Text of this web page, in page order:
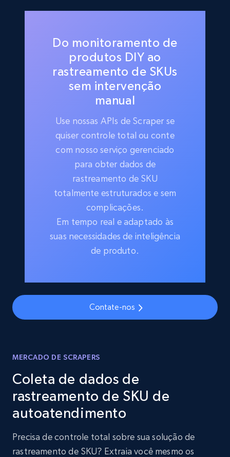
Do monitoramento de
produtos DIY ao
rastreamento de SKUs
sem intervenção
manual
Use nossas APIs de Scraper se
quiser controle total ou conte
com nosso serviço gerenciado
para obter dados de
rastreamento de SKU
totalmente estruturados e sem
complicações.
Em tempo real e adaptado às
suas necessidades de inteligência
de produto.
Contate-nos
MERCADO DE SCRAPERS
Coleta de dados de
rastreamento de SKU de
autoatendimento
Precisa de controle total sobre sua solução de
rastreamento de SKU? Extraia você mesmo os